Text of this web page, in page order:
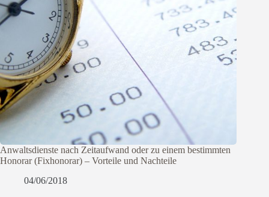
Anwaltsdienste nach Zeitaufwand oder zu einem bestimmten
Honorar (Fixhonorar) – Vorteile und Nachteile
04/06/2018